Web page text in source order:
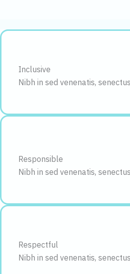
Inclusive
Nibh in sed venenatis,
Responsible
Nibh in sed venenatis,
Respectful
Nibh in sed venenatis,